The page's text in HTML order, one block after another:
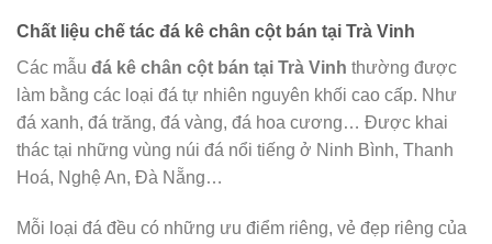
Chất liệu chế tác đá kê chân cột bán tại Trà Vinh
Các mẫu đá kê chân cột bán tại Trà Vinh thường được
làm bằng các loại đá tự nhiên nguyên khối cao cấp. Như
đá xanh, đá trăng, đá vàng, đá hoa cương… Được khai
thác tại những vùng núi đá nổi tiếng ở Ninh Bình, Thanh
Hoá, Nghệ An, Đà Nẵng…
Mỗi loại đá đều có những ưu điểm riêng, vẻ đẹp riêng của